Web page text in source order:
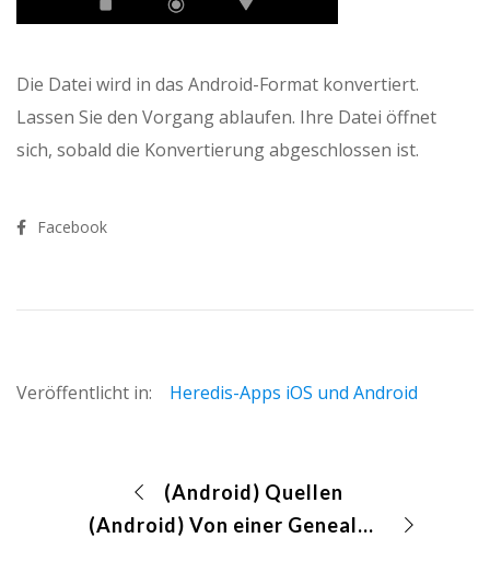
Die Datei wird in das Android-Format konvertiert.
Lassen Sie den Vorgang ablaufen. Ihre Datei öffnet
sich, sobald die Konvertierung abgeschlossen ist.
Facebook
Veröffentlicht in: Heredis-Apps iOS und Android
(Android) Quellen
(Android) Von einer Genealogie zu einer anderen wechseln